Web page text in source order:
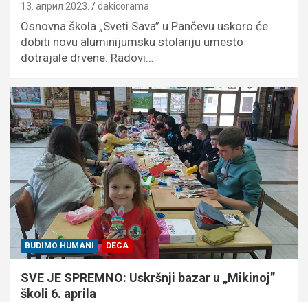
13. април 2023. dakicorama
Osnovna škola „Sveti Sava” u Pančevu uskoro će
dobiti novu aluminijumsku stolariju umesto
dotrajale drvene. Radovi…
BUDIMO HUMANI DECA
SVE JE SPREMNO: Uskršnji bazar u „Mikinoj”
školi 6. aprila